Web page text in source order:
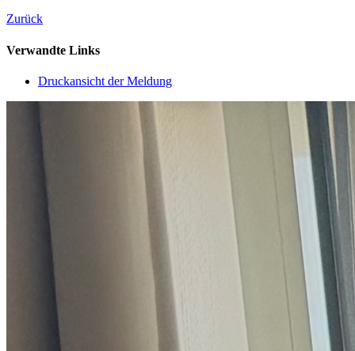
Zurück
Verwandte Links
Druckansicht der Meldung